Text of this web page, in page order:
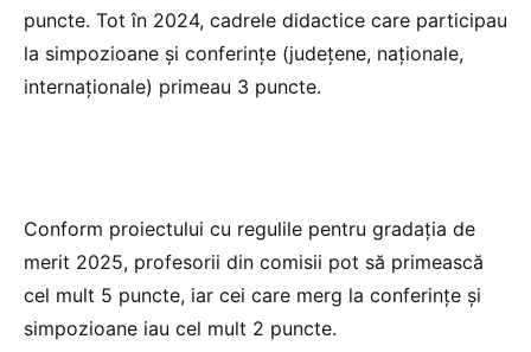
puncte. Tot în 2024, cadrele didactice care participau
la simpozioane și conferințe (județene, naționale,
internaționale) primeau 3 puncte.
Conform proiectului cu regulile pentru gradația de
merit 2025, profesorii din comisii pot să primească
cel mult 5 puncte, iar cei care merg la conferințe și
simpozioane iau cel mult 2 puncte.